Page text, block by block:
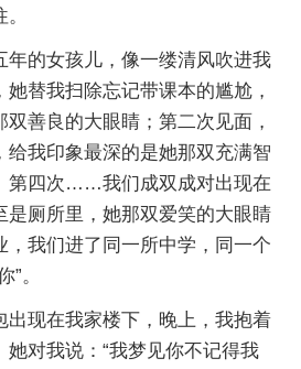
年的女孩儿，像一缕清风吹进我
替我扫除忘记带课本的尴尬，
善良的大眼睛；第二次见面，
给我印象最深的是她那双充满智
第四次……我们成双成对出现在
是厕所里，她那双爱笑的大眼睛
，我们进了同一所中学，同一个
”。
出现在我家楼下，晚上，我抱着
对我说：“我梦见你不记得我